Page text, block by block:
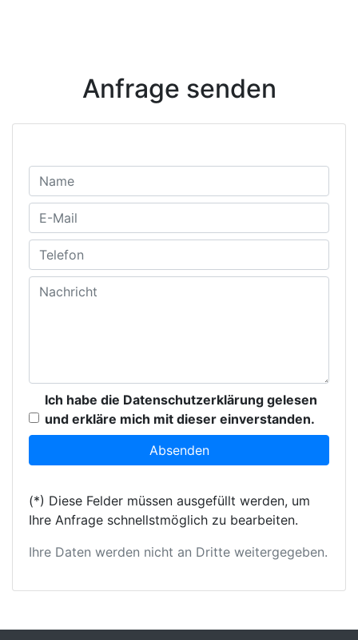
Anfrage senden
Ich habe die Datenschutzerklärung gelesen
und erkläre mich mit dieser einverstanden.
(*) Diese Felder müssen ausgefüllt werden, um
Ihre Anfrage schnellstmöglich zu bearbeiten.
Ihre Daten werden nicht an Dritte weitergegeben.